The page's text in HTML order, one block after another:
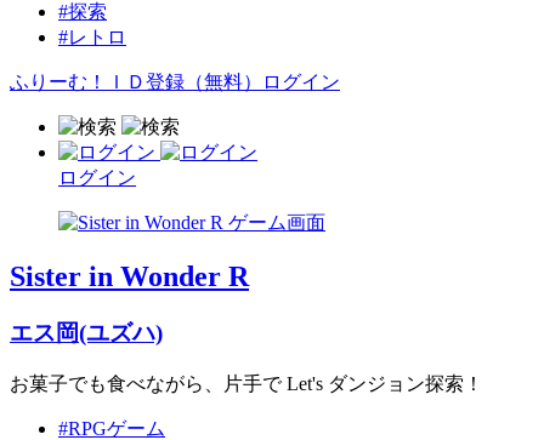
#探索
#レトロ
ふりーむ！ＩＤ登録（無料） ログイン
ログイン
Sister in Wonder R
エス岡(ユズハ)
お菓子でも食べながら、片手で Let's ダンジョン探索！
#RPGゲーム